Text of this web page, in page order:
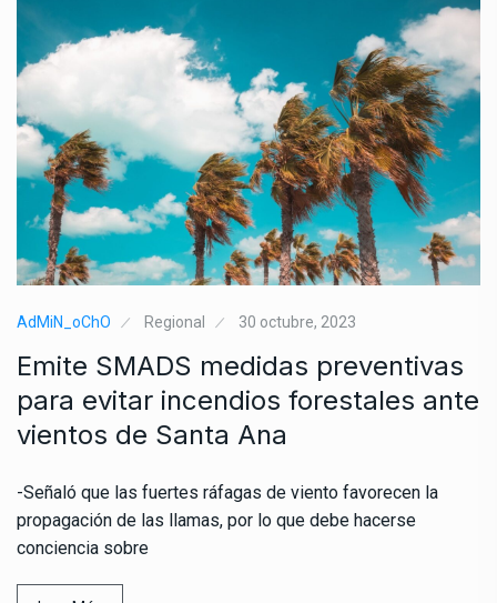
AdMiN_oChO Regional 30 octubre, 2023
Emite SMADS medidas preventivas
para evitar incendios forestales ante
vientos de Santa Ana
-Señaló que las fuertes ráfagas de viento favorecen la
propagación de las llamas, por lo que debe hacerse
conciencia sobre